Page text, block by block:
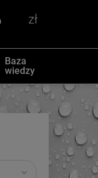
Baza
wiedzy